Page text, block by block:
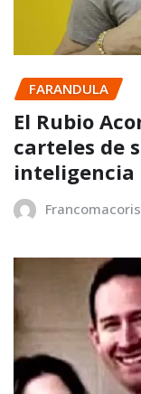
FARANDULA
El Rubio
carteles de